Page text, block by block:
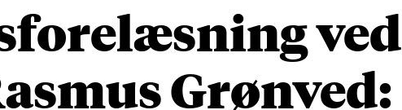
ved
Grønved: